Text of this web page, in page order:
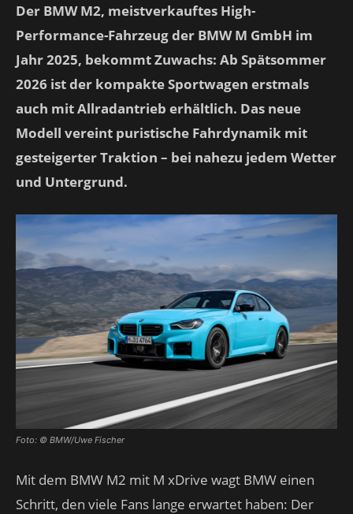
Der BMW M2, meistverkauftes High-
Performance-Fahrzeug der BMW M GmbH im
Jahr 2025, bekommt Zuwachs: Ab Spätsommer
2026 ist der kompakte Sportwagen erstmals
auch mit Allradantrieb erhältlich. Das neue
Modell vereint puristische Fahrdynamik mit
gesteigerter Traktion – bei nahezu jedem Wetter
und Untergrund.
Foto: © BMW/Uwe Fischer
Mit dem BMW M2 mit M xDrive wagt BMW einen
Schritt, den viele Fans lange erwartet haben: Der